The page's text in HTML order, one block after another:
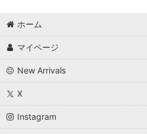
ホーム
マイページ
New Arrivals
X
Instagram